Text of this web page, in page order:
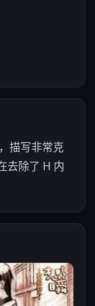
描写非常克
去除了 H 内